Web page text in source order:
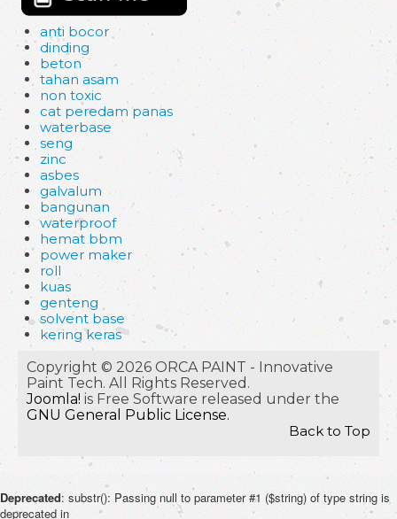
anti bocor
dinding
beton
tahan asam
non toxic
cat peredam panas
waterbase
seng
zinc
asbes
galvalum
bangunan
waterproof
hemat bbm
power maker
roll
kuas
genteng
solvent base
kering keras
Copyright © 2026 ORCA PAINT - Innovative
Paint Tech. All Rights Reserved.
Joomla! is Free Software released under the
GNU General Public License.
Back to Top
Deprecated: substr(): Passing null to parameter #1 ($string) of type string is
deprecated in